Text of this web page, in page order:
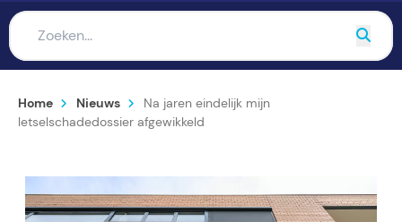
Home Nieuws
Na jaren eindelijk mijn
letselschadedossier afgewikkeld